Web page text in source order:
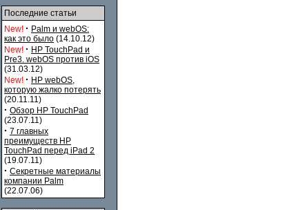
Последние статьи
New! · Palm и webOS:
как это было (14.10.12)
New! · HP TouchPad и
Pre3. webOS против iOS
(31.03.12)
New! · HP webOS,
которую жалко потерять
(20.11.11)
· Обзор HP TouchPad
(23.07.11)
· 7 главных
преимуществ HP
TouchPad перед iPad 2
(19.07.11)
· Секретные материалы
компании Palm
(22.07.06)